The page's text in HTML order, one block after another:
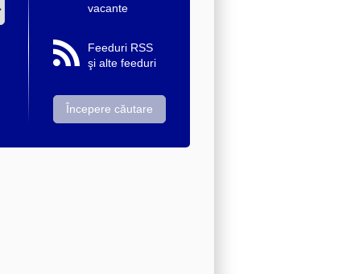
vacante
Feeduri RSS
şi alte feeduri